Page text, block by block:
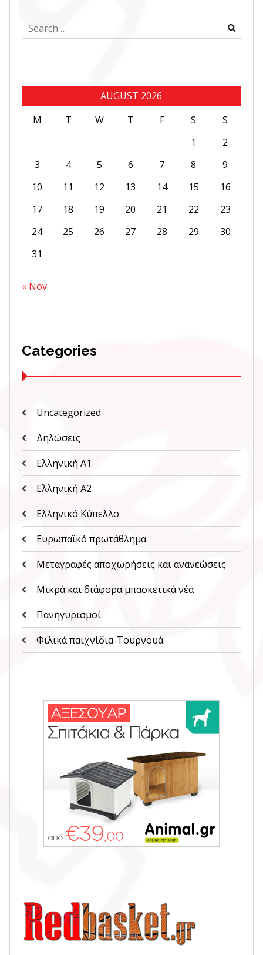
Search
for:
AUGUST 2026
M
T W T F S
S
1
2
3
4 5 6 7 8
9
10
11 12 13 14 15
16
17
18 19 20 21 22
23
24
25 26 27 28 29
30
31
« Nov
Categories
Uncategorized
Δηλώσεις
Ελληνική Α1
Ελληνική Α2
Ελληνικό Κύπελλο
Ευρωπαϊκό πρωτάθλημα
Μεταγραφές αποχωρήσεις και ανανεώσεις
Μικρά και διάφορα μπασκετικά νέα
Πανηγυρισμοί
Φιλικά παιχνίδια-Τουρνουά